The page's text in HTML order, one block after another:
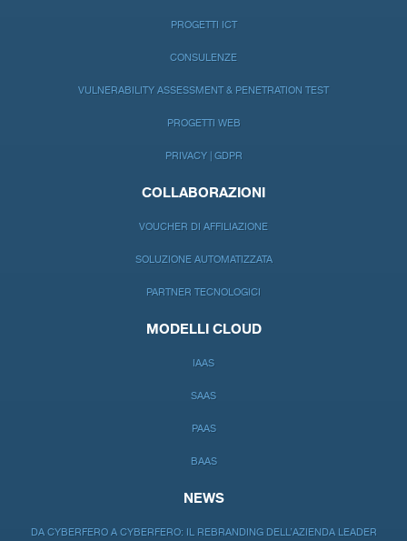
PROGETTI ICT
CONSULENZE
VULNERABILITY ASSESSMENT & PENETRATION TEST
PROGETTI WEB
PRIVACY | GDPR
COLLABORAZIONI
VOUCHER DI AFFILIAZIONE
SOLUZIONE AUTOMATIZZATA
PARTNER TECNOLOGICI
MODELLI CLOUD
IAAS
SAAS
PAAS
BAAS
NEWS
DA CYBERFERO A CYBERFERO: IL REBRANDING DELL’AZIENDA LEADER